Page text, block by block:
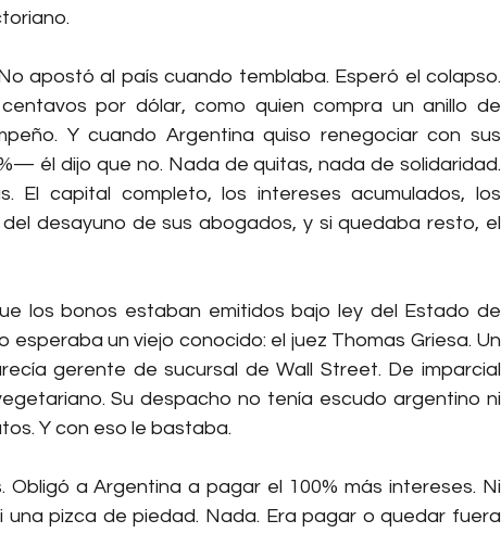
apostó al país cuando temblaba. Esperó el colapso.
por dólar, como quien compra un anillo de
Y cuando Argentina quiso renegociar con sus
él dijo que no. Nada de quitas, nada de solidaridad.
El capital completo, los intereses acumulados, los
desayuno de sus abogados, y si quedaba resto, el
los bonos estaban emitidos bajo ley del Estado de
esperaba un viejo conocido: el juez Thomas Griesa. Un
gerente de sucursal de Wall Street. De imparcial
Su despacho no tenía escudo argentino ni
Y con eso le bastaba.
a Argentina a pagar el 100% más intereses. Ni
una pizca de piedad. Nada. Era pagar o quedar fuera